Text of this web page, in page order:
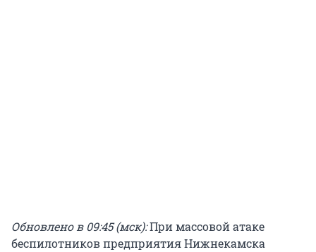
Обновлено в 09:45 (мск):При массовой атаке
беспилотников предприятия Нижнекамска